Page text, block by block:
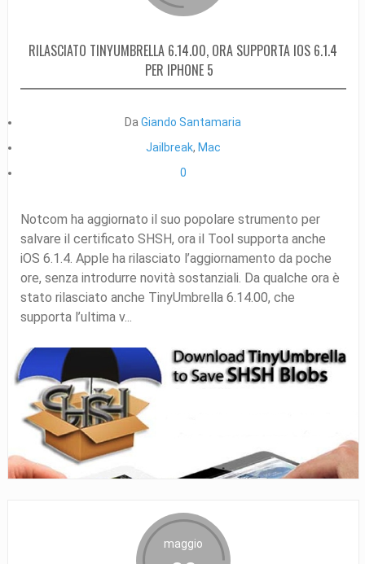
RILASCIATO TINYUMBRELLA 6.14.00, ORA SUPPORTA IOS 6.1.4
PER IPHONE 5
DaGiando Santamaria
Jailbreak, Mac
0
Notcom ha aggiornato il suo popolare strumento per
salvare il certificato SHSH, ora il Tool supporta anche
iOS 6.1.4. Apple ha rilasciato l’aggiornamento da poche
ore, senza introdurre novità sostanziali. Da qualche ora è
stato rilasciato anche TinyUmbrella 6.14.00, che
supporta l’ultima v...
maggio